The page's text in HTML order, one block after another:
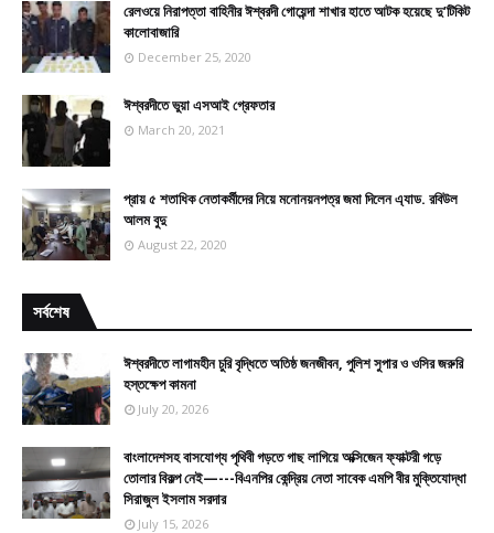
রেলওয়ে নিরাপত্তা বাহিনীর ঈশ্বরদী গোয়েন্দা শাখার হাতে আটক হয়েছে দু’টিকিট
কালোবাজারি
December 25, 2020
ঈশ্বরদীতে ভুয়া এসআই গ্রেফতার
March 20, 2021
প্রায় ৫ শতাধিক নেতাকর্মীদের নিয়ে মনোনয়নপত্র জমা দিলেন এ্যাড. রবিউল
আলম বুদু
August 22, 2020
সর্বশেষ
ঈশ্বরদীতে লাগামহীন চুরি বৃদ্ধিতে অতিষ্ঠ জনজীবন, পুলিশ সুপার ও ওসির জরুরি
হস্তক্ষেপ কামনা
July 20, 2026
বাংলাদেশসহ বাসযোগ্য পৃথিবী গড়তে গাছ লাগিয়ে অক্সিজেন ফ্যাক্টরী গড়ে
তোলার বিকল্প নেই—---বিএনপির কেন্দ্রিয় নেতা সাবেক এমপি বীর মুক্তিযোদ্ধা
সিরাজুল ইসলাম সরদার
July 15, 2026